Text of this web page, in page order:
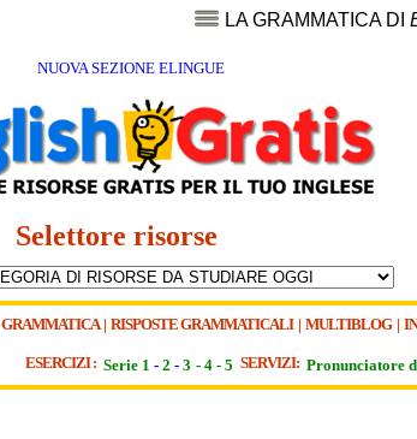
LA GRAMMATICA DI
NUOVA SEZIONE ELINGUE
Selettore risorse
GRAMMATICA| RISPOSTE GRAMMATICALI| MULTIBLOG|
ESERCIZI : Serie 1 - 2 - 3 - 4 - 5 SERVIZI: Pronunciatore